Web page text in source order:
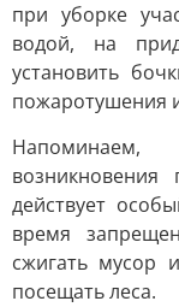
при уборке
водой, на
установить
пожаротушения
действует
время
сжигать мусор
посещать леса.